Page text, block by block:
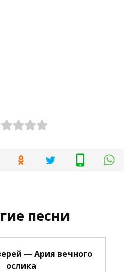
песни
— Ария вечного
ослика